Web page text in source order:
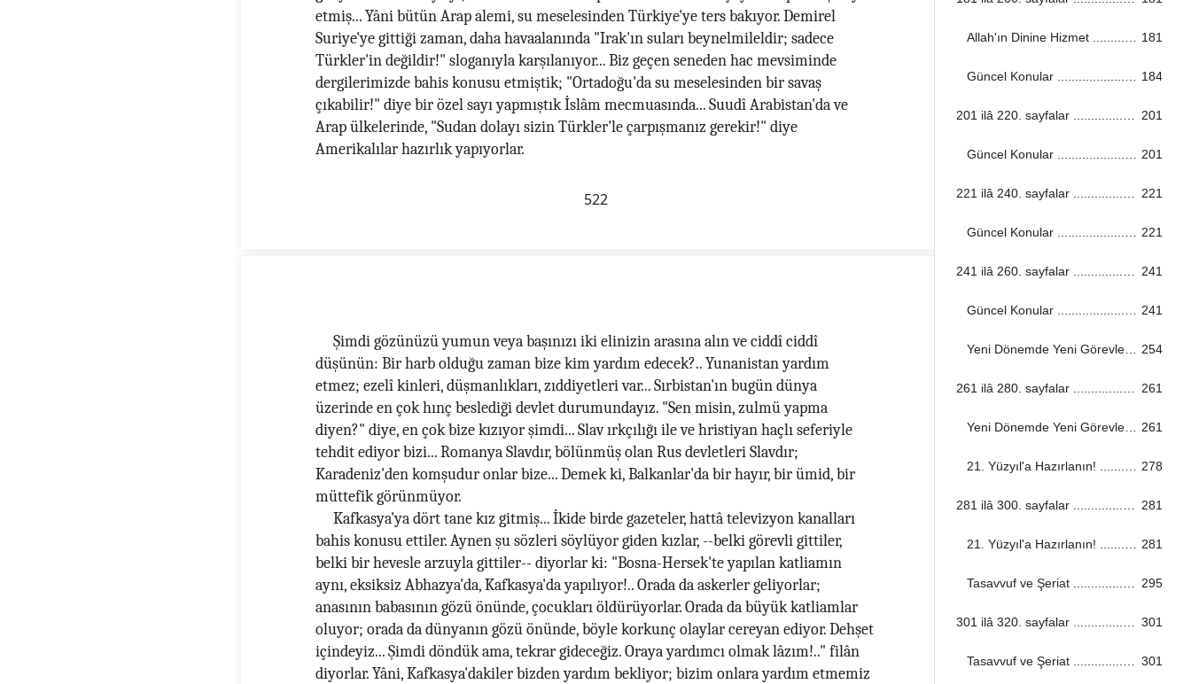
181
184
201
201
221
221
241
241
254
261
261
278
281
281
295
301
301
etmiş... Yâni bütün Arap alemi, su meselesinden Türkiye'ye ters bakıyor. Demirel
Suriye'ye gittiği zaman, daha havaalanında "Irak'ın suları beynelmileldir; sadece
Türkler'in değildir!" sloganıyla karşılanıyor... Biz geçen seneden hac mevsiminde
dergilerimizde bahis konusu etmiştik; "Ortadoğu'da su meselesinden bir savaş
çıkabilir!" diye bir özel sayı yapmıştık İslâm mecmuasında... Suudî Arabistan'da ve
Arap ülkelerinde, "Sudan dolayı sizin Türkler'le çarpışmanız gerekir!" diye
Amerikalılar hazırlık yapıyorlar.
522
Şimdi gözünüzü yumun veya başınızı iki elinizin arasına alın ve ciddî ciddî
düşünün: Bir harb olduğu zaman bize kim yardım edecek?.. Yunanistan yardım
etmez; ezelî kinleri, düşmanlıkları, zıddiyetleri var... Sırbistan'ın bugün dünya
üzerinde en çok hınç beslediği devlet durumundayız. "Sen misin, zulmü yapma
diyen?" diye, en çok bize kızıyor şimdi... Slav ırkçılığı ile ve hristiyan haçlı seferiyle
tehdit ediyor bizi... Romanya Slavdır, bölünmüş olan Rus devletleri Slavdır;
Karadeniz'den komşudur onlar bize... Demek ki, Balkanlar'da bir hayır, bir ümid, bir
müttefik görünmüyor.
Kafkasya'ya dört tane kız gitmiş... İkide birde gazeteler, hattâ televizyon kanalları
bahis konusu ettiler. Aynen şu sözleri söylüyor giden kızlar, --belki görevli gittiler,
belki bir hevesle arzuyla gittiler-- diyorlar ki: "Bosna-Hersek'te yapılan katliamın
aynı, eksiksiz Abhazya'da, Kafkasya'da yapılıyor!.. Orada da askerler geliyorlar;
anasının babasının gözü önünde, çocukları öldürüyorlar. Orada da büyük katliamlar
oluyor; orada da dünyanın gözü önünde, böyle korkunç olaylar cereyan ediyor. Dehşet
içindeyiz... Şimdi döndük ama, tekrar gideceğiz. Oraya yardımcı olmak lâzım!.." filân
diyorlar. Yâni, Kafkasya'dakiler bizden yardım bekliyor; bizim onlara yardım etmemiz